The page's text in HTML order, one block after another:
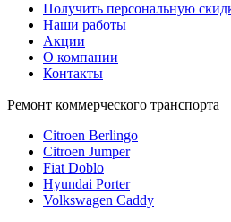
Получить персональную
Наши работы
Акции
О компании
Контакты
Ремонт коммерческого транспорта
Citroen Berlingo
Citroen Jumper
Fiat Doblo
Hyundai Porter
Volkswagen Caddy